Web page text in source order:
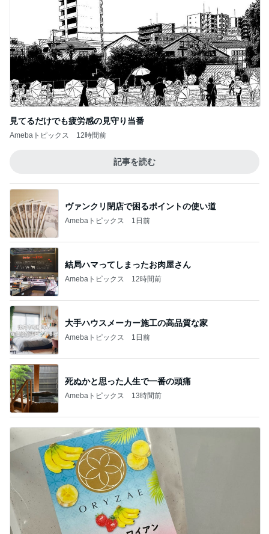
見てるだけでも疲労感の見守り当番
Amebaトピックス 12時間前
記事を読む
ヴァンクリ閉店で困るポイントの使い道
Amebaトピックス 1日前
結局ハマってしまったお肉屋さん
Amebaトピックス 12時間前
大手ハウスメーカー施工の高品質な家
Amebaトピックス 1日前
死ぬかと思った人生で一番の頭痛
Amebaトピックス 13時間前